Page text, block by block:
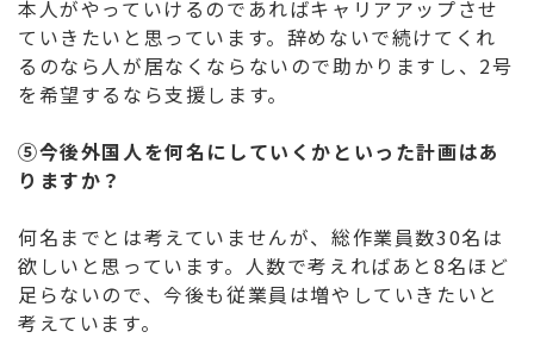
本人がやっていけるのであればキャリアアップさせ
ていきたいと思っています。辞めないで続けてくれ
るのなら人が居なくならないので助かりますし、2号
を希望するなら支援します。
⑤今後外国人を何名にしていくかといった計画はあ
りますか？
何名までとは考えていませんが、総作業員数30名は
欲しいと思っています。人数で考えればあと8名ほど
足らないので、今後も従業員は増やしていきたいと
考えています。